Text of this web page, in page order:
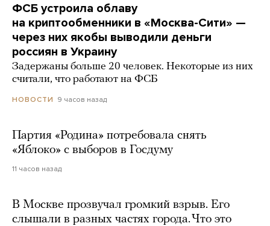
ФСБ устроила облаву
на криптообменники в «Москва-Сити» —
через них якобы выводили деньги
россиян в Украину
Задержаны больше 20 человек. Некоторые из них
считали, что работают на ФСБ
НОВОСТИ 9 часов назад
Партия «Родина» потребовала снять
«Яблоко» с выборов в Госдуму
11 часов назад
В Москве прозвучал громкий взрыв. Его
слышали в разных частях города. Что это